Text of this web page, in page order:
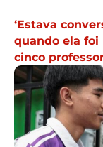
‘Estava
quando ela foi
cinco